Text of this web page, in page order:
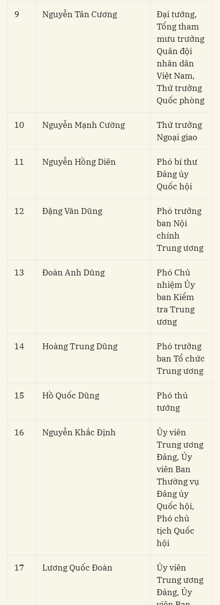
9 Nguyễn Tân Cương
Đại tướng,
Tổng tham
mưu trưởng
Quân đội
nhân dân
Việt Nam,
Thứ trưởng
Quốc phòng
10 Nguyễn Mạnh Cường
Thứ trưởng
Ngoại giao
11 Nguyễn Hồng Diên
Phó bí thư
Đảng ủy
Quốc hội
12 Đặng Văn Dũng
Phó trưởng
ban Nội
chính
Trung ương
13 Đoàn Anh Dũng
Phó Chủ
nhiệm Ủy
ban Kiểm
tra Trung
ương
14 Hoàng Trung Dũng
Phó trưởng
ban Tổ chức
Trung ương
15 Hồ Quốc Dũng
Phó thủ
tướng
16 Nguyễn Khắc Định
Ủy viên
Trung ương
Đảng, Ủy
viên Ban
Thường vụ
Đảng ủy
Quốc hội,
Phó chủ
tịch Quốc
hội
17 Lương Quốc Đoàn
Ủy viên
Trung ương
Đảng, Ủy